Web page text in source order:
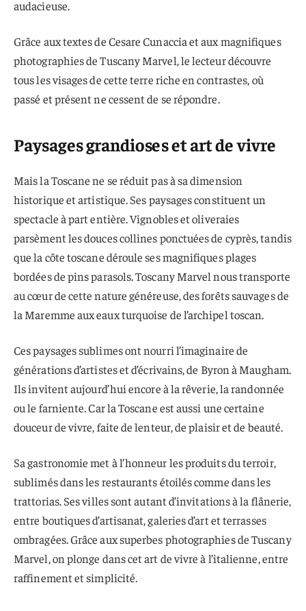
audacieuse.
Grâce aux textes de Cesare Cunaccia et aux magnifiques
photographies de Tuscany Marvel, le lecteur découvre
tous les visages de cette terre riche en contrastes, où
passé et présent ne cessent de se répondre.
Paysages grandioses et art de vivre
Mais la Toscane ne se réduit pas à sa dimension
historique et artistique. Ses paysages constituent un
spectacle à part entière. Vignobles et oliveraies
parsèment les douces collines ponctuées de cyprès, tandis
que la côte toscane déroule ses magnifiques plages
bordées de pins parasols. Toscany Marvel nous transporte
au cœur de cette nature généreuse, des forêts sauvages de
la Maremme aux eaux turquoise de l’archipel toscan.
Ces paysages sublimes ont nourri l’imaginaire de
générations d’artistes et d’écrivains, de Byron à Maugham.
Ils invitent aujourd’hui encore à la rêverie, la randonnée
ou le farniente. Car la Toscane est aussi une certaine
douceur de vivre, faite de lenteur, de plaisir et de beauté.
Sa gastronomie met à l’honneur les produits du terroir,
sublimés dans les restaurants étoilés comme dans les
trattorias. Ses villes sont autant d’invitations à la flânerie,
entre boutiques d’artisanat, galeries d’art et terrasses
ombragées. Grâce aux superbes photographies de Tuscany
Marvel, on plonge dans cet art de vivre à l’italienne, entre
raffinement et simplicité.